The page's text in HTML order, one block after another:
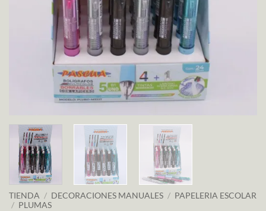
TIENDA / DECORACIONES MANUALES / PAPELERIA ESCOLAR
/ PLUMAS